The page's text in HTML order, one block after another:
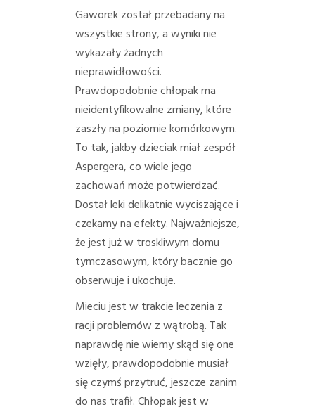
Gaworek został przebadany na
wszystkie strony, a wyniki nie
wykazały żadnych
nieprawidłowości.
Prawdopodobnie chłopak ma
nieidentyfikowalne zmiany, które
zaszły na poziomie komórkowym.
To tak, jakby dzieciak miał zespół
Aspergera, co wiele jego
zachowań może potwierdzać.
Dostał leki delikatnie wyciszające i
czekamy na efekty. Najważniejsze,
że jest już w troskliwym domu
tymczasowym, który bacznie go
obserwuje i ukochuje.
Mieciu jest w trakcie leczenia z
racji problemów z wątrobą. Tak
naprawdę nie wiemy skąd się one
wzięły, prawdopodobnie musiał
się czymś przytruć, jeszcze zanim
do nas trafił. Chłopak jest w